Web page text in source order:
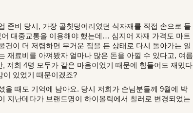
준비 당시, 가장 골칫덩어리였던 식자재를 직접 손으로 들
대중교통을 이용해야 했는데… 심지어 자재 가격도 마트
이 더 저렴하면 무거운 짐을 든 상태로 다시 돌아가는 일
재료비를 아껴봤자 얼마나 많은 돈을 아낄 수 있다고, 여름
저희 4명 모두가 같은 마음이었기 때문에 힘들어도 재밌다
이 있었기 때문이겠죠?
을 때도 기억에 남아요. 당시 저희가 손님분들께 9월에 박
지난데다가 브랜드명이 하이볼릭에서 칠러로 변경되었는